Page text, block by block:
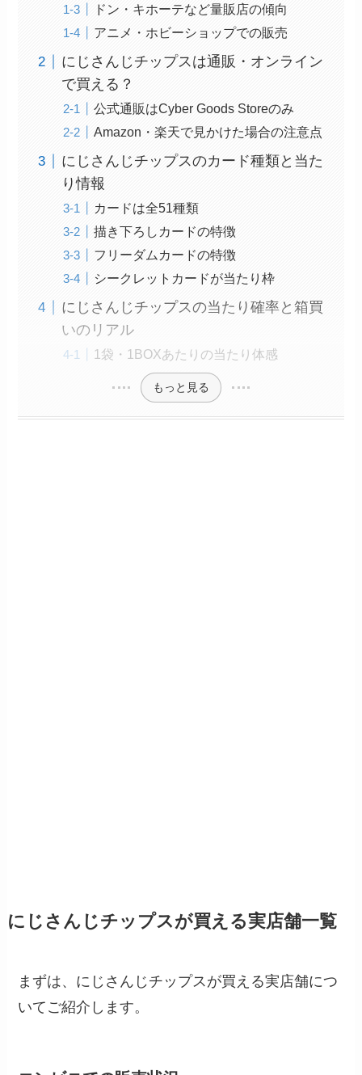
ドン・キホーテなど量販店の傾向
アニメ・ホビーショップでの販売
にじさんじチップスは通販・オンライン
で買える？
公式通販はCyber Goods Storeのみ
Amazon・楽天で見かけた場合の注意点
にじさんじチップスのカード種類と当た
り情報
カードは全51種類
描き下ろしカードの特徴
フリーダムカードの特徴
シークレットカードが当たり枠
にじさんじチップスの当たり確率と箱買
いのリアル
1袋・1BOXあたりの当たり体感
もっと見る
にじさんじチップスが買える実店舗一覧
まずは、にじさんじチップスが買える実店舗につ
いてご紹介します。